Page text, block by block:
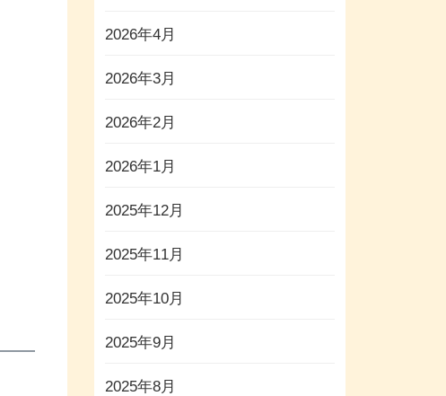
2026年4月
2026年3月
2026年2月
2026年1月
2025年12月
2025年11月
2025年10月
2025年9月
2025年8月